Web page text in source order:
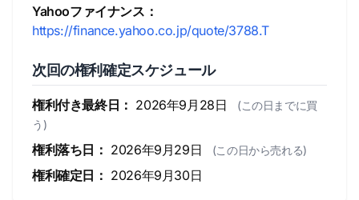
Yahooファイナンス：
https://finance.yahoo.co.jp/quote/3788.T
次回の権利確定スケジュール
権利付き最終日： 2026年9月28日
(この日までに買
う)
権利落ち日： 2026年9月29日 (この日から売れる)
権利確定日： 2026年9月30日